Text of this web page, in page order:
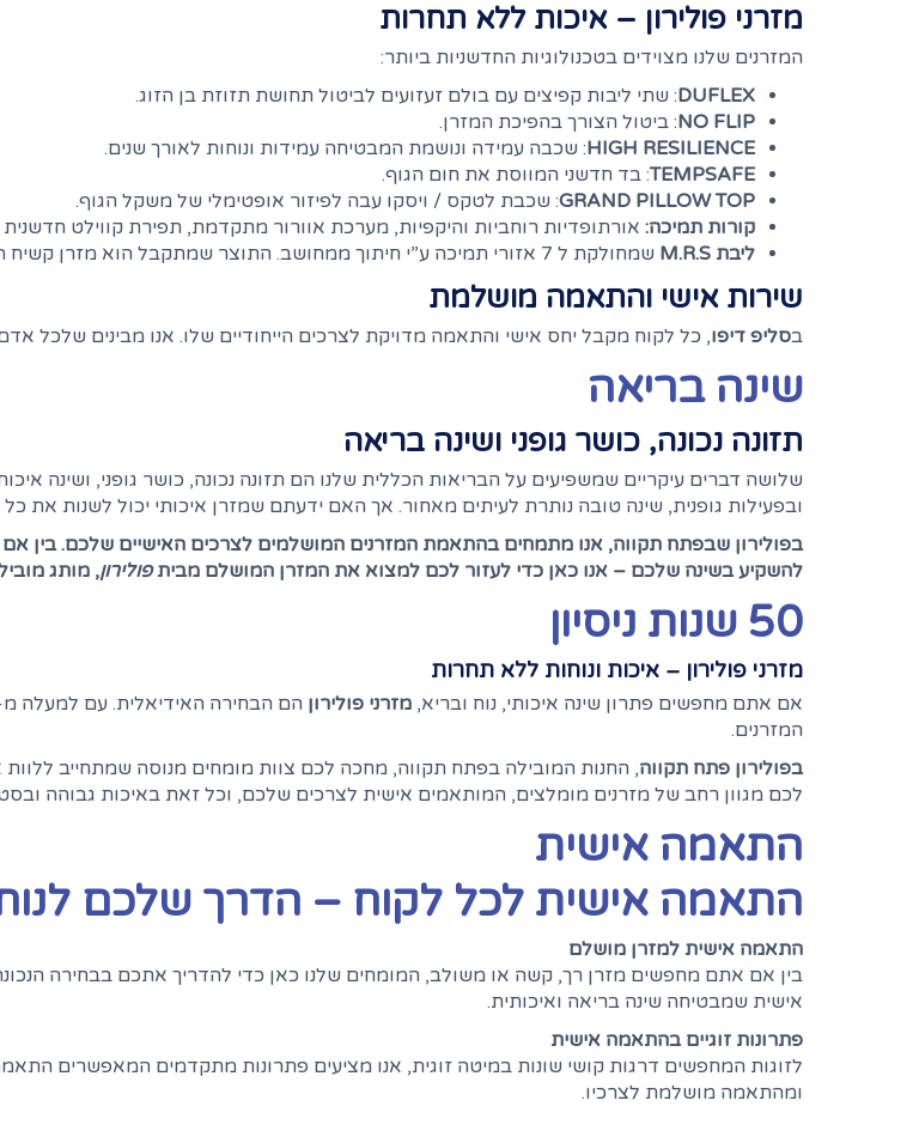
מזרני פולירון – איכות ללא תחרות
המזרנים שלנו מצוידים בטכנולוגיות החדשניות ביותר:
DUFLEX: שתי ליבות קפיצים עם בולם זעזועים לביטול תחושת תזוזת בן הזוג.
NO FLIP: ביטול הצורך בהפיכת המזרן.
HIGH RESILIENCE: שכבה עמידה ונושמת המבטיחה עמידות ונוחות לאורך שנים.
TEMPSAFE: בד חדשני המווסת את חום הגוף.
GRAND PILLOW TOP: שכבת לטקס / ויסקו עבה לפיזור אופטימלי של משקל הגוף.
קורות תמיכה: אורתופדיות רוחביות והיקפיות, מערכת אוורור מתקדמת, תפירת קווילט חדשנית
ליבת
שמחולקת ל 7 אזורי תמיכה ע”י חיתוך ממחושב. התוצר שמתקבל הוא מזרן קשיח היודע לקלוט את נקודות הלחץ של הגוף בצורה אופטימלית למנח השינה.
שירות אישי והתאמה מושלמת
בסליפ דיפו, כל לקוח מקבל יחס אישי והתאמה מדויקת לצרכים הייחודיים שלו. אנו מבינים שלכל
שינה בריאה
תזונה נכונה, כושר גופני ושינה בריאה
שלושה דברים עיקריים שמשפיעים על הבריאות הכללית שלנו הם תזונה נכונה, כושר גופני, ושינה
ובפעילות גופנית, שינה טובה נותרת לעיתים מאחור. אך האם ידעתם שמזרן איכותי יכול לשנות את
בפולירון שבפתח תקווה, אנו מתמחים בהתאמת המזרנים המושלמים לצרכים האישיים שלכם. בין
להשקיע בשינה שלכם – אנו כאן כדי לעזור לכם למצוא את המזרן המושלם מביתפולירון, מותג
50 שנות ניסיון
מזרני פולירון – איכות ונוחות ללא תחרות
אם אתם מחפשים פתרון שינה איכותי, נוח ובריא, מזרני פולירון
המזרנים.
בפולירון פתח תקווה, החנות המובילה בפתח תקווה, מחכה לכם צוות מומחים מנוסה שמתחייב
לכם מגוון רחב של מזרנים מומלצים, המותאמים אישית לצרכים שלכם, וכל זאת באיכות גבוהה
התאמה אישית
התאמה אישית לכל לקוח – הדרך שלכם
התאמה אישית למזרן מושלם
בין אם אתם מחפשים מזרן רך, קשה או משולב, המומחים שלנו כאן כדי להדריך אתכם בבחירה
אישית שמבטיחה שינה בריאה ואיכותית.
פתרונות זוגיים בהתאמה אישית
לזוגות המחפשים דרגות קושי שונות במיטה זוגית, אנו מציעים פתרונות מתקדמים המאפשרים
ומהתאמה מושלמת לצרכיו.